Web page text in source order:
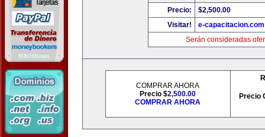
Precio:
$2,500.00
Visitar!
e-capacitacion.com
Serán consideradas
COMPRAR AHORA
Precio $2,500.00
COMPRAR AHORA
Precio